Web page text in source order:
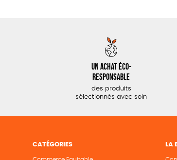
Un achat éco-
responsable
des produits
sélectionnés avec soin
CATÉGORIES LA